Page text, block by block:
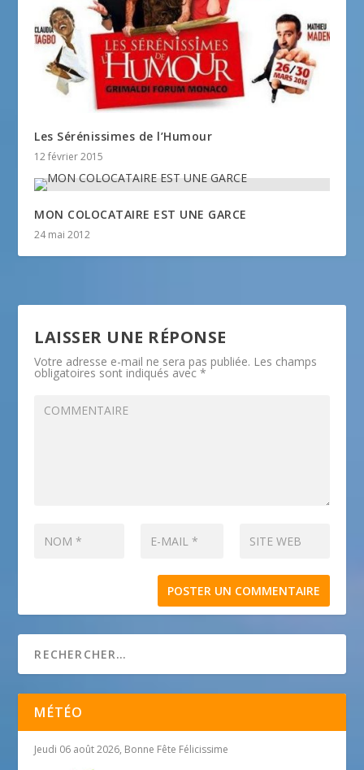
Les Sérénissimes de l’Humour
12 février 2015
MON COLOCATAIRE EST UNE GARCE
24 mai 2012
LAISSER UNE RÉPONSE
Votre adresse e-mail ne sera pas publiée. Les champs
obligatoires sont indiqués avec*
MÉTÉO
Jeudi 06 août 2026, Bonne Fête Félicissime